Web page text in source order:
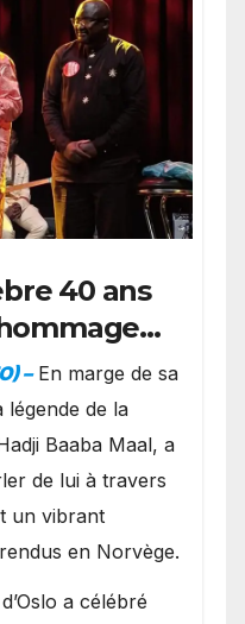
40 ans
en
– ​En marge de sa
de la
Baaba Maal, a
de lui à travers
un vibrant
en Norvège.
a célébré